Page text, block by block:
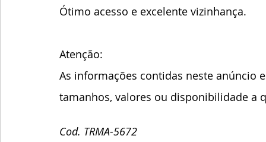
Ótimo acesso e excelente vizinhança.
Atenção:
As informações contidas neste anúncio
tamanhos, valores ou disponibilidade a
Cod. TRMA-5672